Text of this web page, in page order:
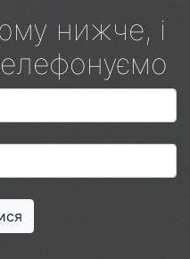
нижче, і